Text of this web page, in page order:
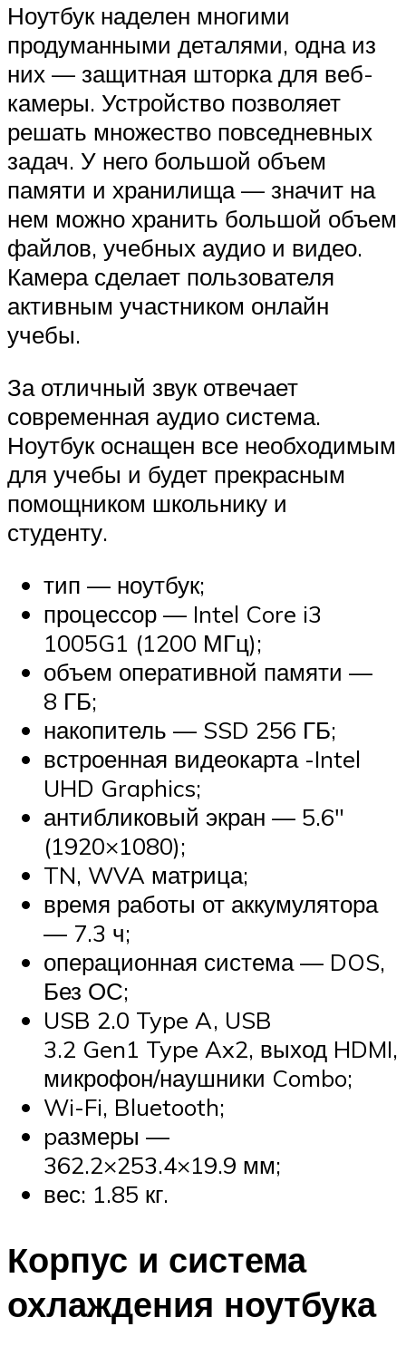
Ноутбук наделен многими
продуманными деталями, одна из
них — защитная шторка для веб-
камеры. Устройство позволяет
решать множество повседневных
задач. У него большой объем
памяти и хранилища — значит на
нем можно хранить большой объем
файлов, учебных аудио и видео.
Камера сделает пользователя
активным участником онлайн
учебы.
За отличный звук отвечает
современная аудио система.
Ноутбук оснащен все необходимым
для учебы и будет прекрасным
помощником школьнику и
студенту.
тип — ноутбук;
процессор — Intel Core i3
1005G1 (1200 МГц);
объем оперативной памяти —
8 ГБ;
накопитель — SSD 256 ГБ;
встроенная видеокарта -Intel
UHD Graphics;
антибликовый экран — 5.6″
(1920×1080);
TN, WVA матрица;
время работы от аккумулятора
— 7.3 ч;
операционная система — DOS,
Без ОС;
USB 2.0 Type A, USB
3.2 Gen1 Type Ax2, выход HDMI,
микрофон/наушники Combo;
Wi-Fi, Bluetooth;
pазмеры —
362.2×253.4×19.9 мм;
вес: 1.85 кг.
Корпус и система
охлаждения ноутбука